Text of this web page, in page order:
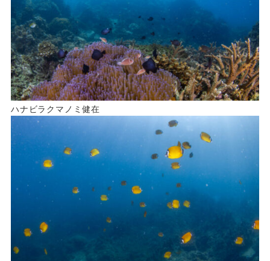
ハナビラクマノミ健在